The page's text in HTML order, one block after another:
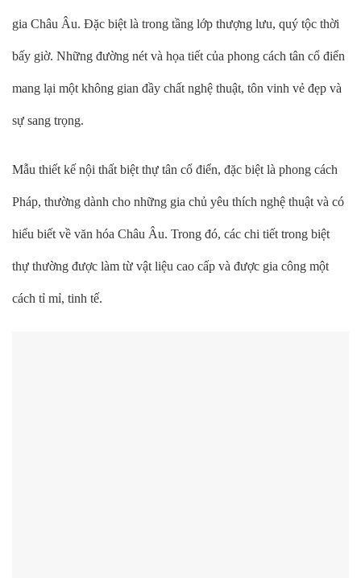
gia Châu Âu. Đặc biệt là trong tầng lớp thượng lưu, quý tộc thời
bấy giờ. Những đường nét và họa tiết của phong cách tân cổ điển
mang lại một không gian đầy chất nghệ thuật, tôn vinh vẻ đẹp và
sự sang trọng.
Mẫu thiết kế nội thất biệt thự tân cổ điển, đặc biệt là phong cách
Pháp, thường dành cho những gia chủ yêu thích nghệ thuật và có
hiểu biết về văn hóa Châu Âu. Trong đó, các chi tiết trong biệt
thự thường được làm từ vật liệu cao cấp và được gia công một
cách tỉ mỉ, tinh tế.